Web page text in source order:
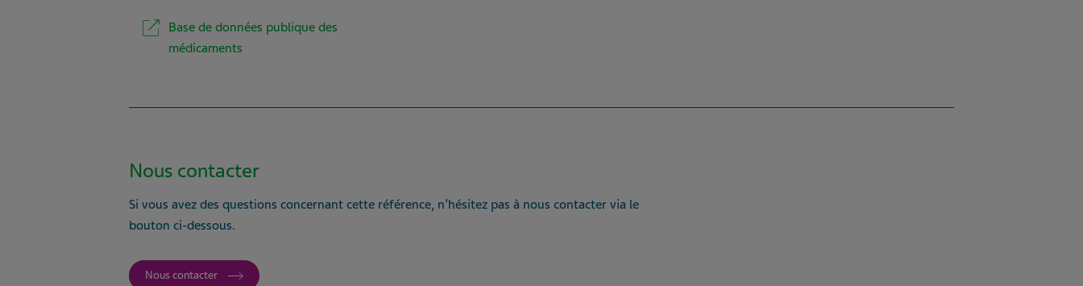
Base de données publique des
médicaments
Nous contacter
Si vous avez des questions concernant cette référence, n’hésitez pas à nous contacter via le
bouton ci-dessous.
Nous contacter